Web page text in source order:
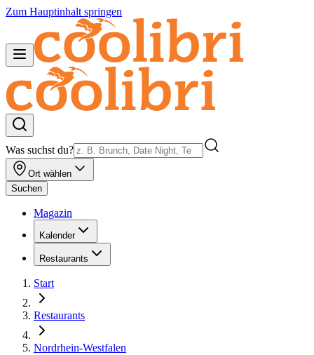
Zum Hauptinhalt springen
Was suchst du?
Ort wählen
Suchen
Magazin
Kalender
Restaurants
Start
Restaurants
Nordrhein-Westfalen